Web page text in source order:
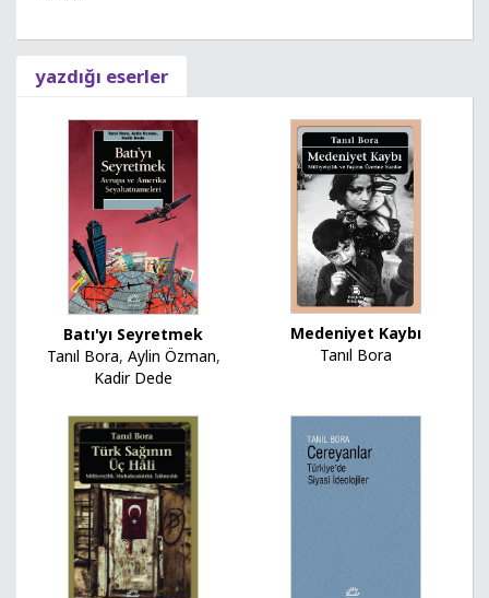
yazdığı eserler
Batı'yı Seyretmek
Tanıl Bora, Aylin Özman,
Kadir Dede
Medeniyet Kaybı
Tanıl Bora